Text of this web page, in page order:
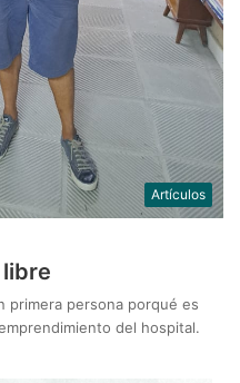
Artículos
primera persona porqué es
del hospital.